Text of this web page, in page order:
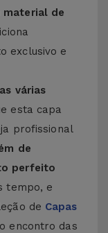
material de
exclusivo e
várias
esta capa
profissional
de
perfeito
tempo, e
de Capas
encontro das